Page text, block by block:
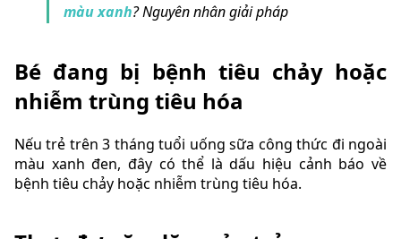
màu xanh? Nguyên nhân giải pháp
Bé đang bị bệnh tiêu chảy hoặc
nhiễm trùng tiêu hóa
Nếu trẻ trên 3 tháng tuổi uống sữa công thức đi ngoài
màu xanh đen, đây có thể là dấu hiệu cảnh báo về
bệnh tiêu chảy hoặc nhiễm trùng tiêu hóa.